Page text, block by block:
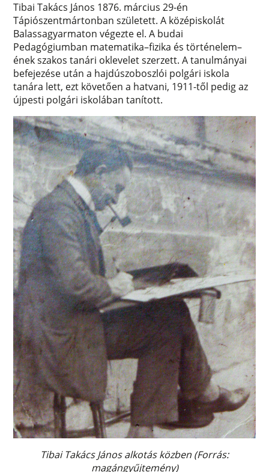
Tibai Takács János 1876. március 29-én
Tápiószentmártonban született. A középiskolát
Balassagyarmaton végezte el. A budai
Pedagógiumban matematika–fizika és történelem–
ének szakos tanári oklevelet szerzett. A tanulmányai
befejezése után a hajdúszoboszlói polgári iskola
tanára lett, ezt követően a hatvani, 1911-től pedig az
újpesti polgári iskolában tanított.
Tibai Takács János alkotás közben (Forrás:
magángyűjtemény)